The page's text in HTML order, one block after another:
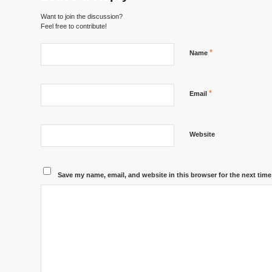
Want to join the discussion?
Feel free to contribute!
Name *
Email *
Website
Save my name, email, and website in this browser for the next